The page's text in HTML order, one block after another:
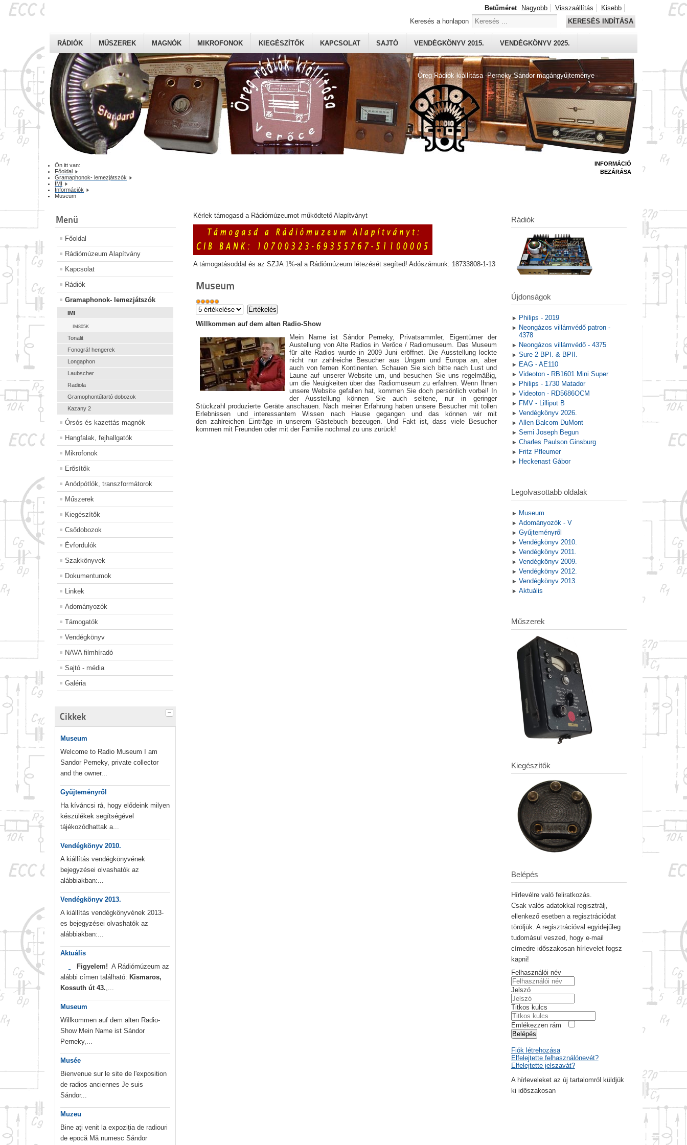
Öreg Rádiók kiállítása -Perneky Sándor magángyűjteménye
RÁDIÓK MŰSZEREK MAGNÓK MIKROFONOK KIEGÉSZÍTŐK KAPCSOLAT SAJTÓ VENDÉGKÖNYV 2015. VENDÉGKÖNYV 2025.
Betűméret Nagyobb Visszaállítás
Kisebb
Keresés a honlapon
KERESÉS INDÍTÁSA
Ön itt van:
Főoldal
Gramaphonok- lemezjátszók
IMI
Információk
Museum
Menü
Főoldal
Rádiómúzeum Alapítvány
Kapcsolat
Rádiók
Gramaphonok- lemezjátszók
IMI
IM805K
Tonalit
Fonográf hengerek
Longaphon
Laubscher
Radiola
Gramophontűtartó dobozok
Kazany 2
Órsós és kazettás magnók
Hangfalak, fejhallgatók
Mikrofonok
Erősítők
Anódpótlók, transzformátorok
Műszerek
Kiegészítők
Csődobozok
Évfordulók
Szakkönyvek
Dokumentumok
Linkek
Adományozók
Támogatók
Vendégkönyv
NAVA filmhíradó
Sajtó - média
Galéria
Cikkek
Museum
Welcome to Radio Museum I am
Sandor Perneky, private collector
and the owner...
Gyűjteményről
Ha kíváncsi rá, hogy elődeink milyen
készülékek segítségével
tájékozódhattak a...
Vendégkönyv 2010.
A kiállítás vendégkönyvének
bejegyzései olvashatók az
alábbiakban:...
Vendégkönyv 2013.
A kiállítás vendégkönyvének 2013-
es bejegyzései olvashatók az
alábbiakban:...
Aktuális
Figyelem! A Rádiómúzeum az
alábbi címen található: Kismaros,
Kossuth út 43.,...
Museum
Willkommen auf dem alten Radio-
Show Mein Name ist Sándor
Perneky,...
Musée
Bienvenue sur le site de l'exposition
de radios anciennes Je suis
Sándor...
Muzeu
Bine ați venit la expoziția de radiouri
de epocă Mă numesc Sándor
Kérlek támogasd a Rádiómúzeumot működtető Alapítványt
A támogatásoddal és az SZJA 1%-al a Rádiómúzeum létezését segíted! Adószámunk: 18733808-1-13
Museum
Willkommen auf dem alten Radio-Show
Mein Name ist Sándor Perneky, Privatsammler, Eigentümer der
Austellung von Alte Radios in Verőce / Radiomuseum. Das Museum
für alte Radios wurde in 2009 Juni eröffnet. Die Ausstellung lockte
nicht nur zahlreiche Besucher aus Ungarn und Europa an, aber
auch von fernen Kontinenten. Schauen Sie sich bitte nach Lust und
Laune auf unserer Website um, und besuchen Sie uns regelmäßig,
um die Neuigkeiten über das Radiomuseum zu erfahren. Wenn Ihnen
unsere Website gefallen hat, kommen Sie doch persönlich vorbei! In
der Ausstellung können Sie auch seltene, nur in geringer
Stückzahl produzierte Geräte anschauen. Nach meiner Erfahrung haben unsere Besucher mit tollen
Erlebnissen und interessantem Wissen nach Hause gegangen und das können wir mit
den zahlreichen Einträge in unserem Gästebuch bezeugen. Und Fakt ist, dass viele Besucher
kommen mit Freunden oder mit der Familie nochmal zu uns zurück!
INFORMÁCIÓ
BEZÁRÁSA
Rádiók
Újdonságok
Philips - 2019
Neongázos villámvédő patron -
4378
Neongázos villámvédő - 4375
Sure 2 BPI. & BPII.
EAG - AE110
Videoton - RB1601 Mini Super
Philips - 1730 Matador
Videoton - RD5686OCM
FMV - Lilliput B
Vendégkönyv 2026.
Allen Balcom DuMont
Semi Joseph Begun
Charles Paulson Ginsburg
Fritz Pfleumer
Heckenast Gábor
Legolvasottabb oldalak
Museum
Adományozók - V
Gyűjteményről
Vendégkönyv 2010.
Vendégkönyv 2011.
Vendégkönyv 2009.
Vendégkönyv 2012.
Vendégkönyv 2013.
Aktuális
Műszerek
Kiegészítők
Belépés
Hírlevélre való feliratkozás.
Csak valós adatokkal regisztrálj,
ellenkező esetben a regisztrációdat
töröljük. A regisztrációval egyidejűleg
tudomásul veszed, hogy e-mail
címedre időszakosan hírlevelet fogsz
kapni!
Felhasználói név
Jelszó
Titkos kulcs
Emlékezzen rám
Belépés
Fiók létrehozása
Elfelejtette felhasználónevét?
Elfelejtette jelszavát?
A hírleveleket az új tartalomról küldjük
ki időszakosan